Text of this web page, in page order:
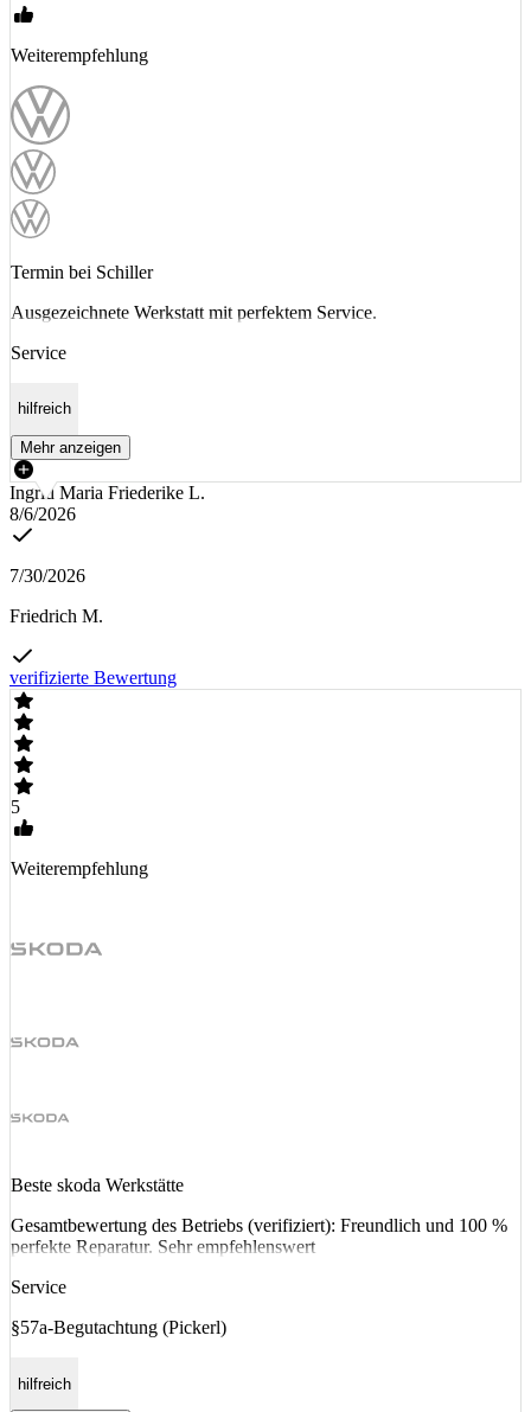
Weiterempfehlung
Termin bei Schiller
Ausgezeichnete Werkstatt mit perfektem Service.
Service
hilfreich
Mehr anzeigen
Ingrid Maria Friederike L.
8/6/2026
7/30/2026
Friedrich M.
verifizierte Bewertung
5
Weiterempfehlung
Beste skoda Werkstätte
Gesamtbewertung des Betriebs (verifiziert): Freundlich und 100 %
perfekte Reparatur. Sehr empfehlenswert
Service
§57a-Begutachtung (Pickerl)
hilfreich